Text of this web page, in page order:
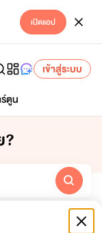
เปิดแอป
เข้าสู่ระบบ
ตูน
?